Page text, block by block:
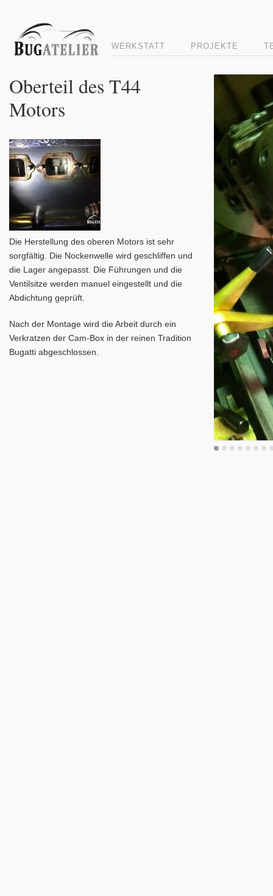
WERKSTATT PROJEKTE
Oberteil des T44
Motors
Die Herstellung des oberen Motors ist sehr
sorgfältig. Die Nockenwelle wird geschliffen und
die Lager angepasst. Die Führungen und die
Ventilsitze werden manuel eingestellt und die
Abdichtung geprüft.
Nach der Montage wird die Arbeit durch ein
Verkratzen der Cam-Box in der reinen Tradition
Bugatti abgeschlossen.